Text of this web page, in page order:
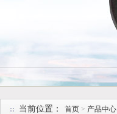
上海维特锐实业发展有限公司
当前位置： 首页 > 产品中心